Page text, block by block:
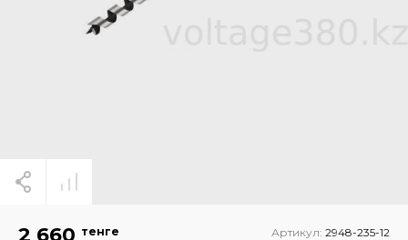
2 660 тенге Артикул: 2948-235-12